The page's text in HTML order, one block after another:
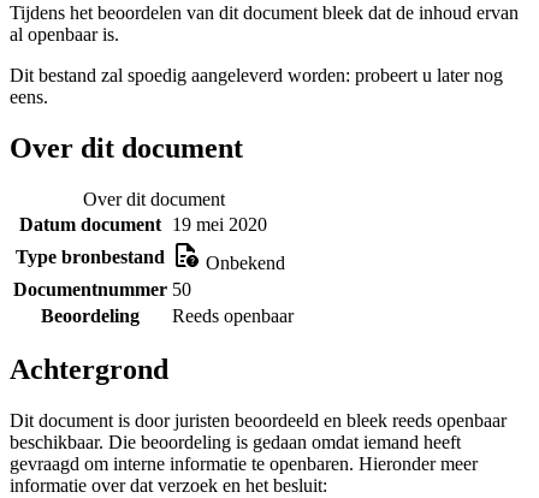
Tijdens het beoordelen van dit document bleek dat de inhoud ervan
al openbaar is.
Dit bestand zal spoedig aangeleverd worden: probeert u later nog
eens.
Over dit document
Over dit document
Datum document 19 mei 2020
Type bronbestand
Onbekend
Documentnummer 50
Beoordeling
Reeds openbaar
Achtergrond
Dit document is door juristen beoordeeld en bleek reeds openbaar
beschikbaar. Die beoordeling is gedaan omdat iemand heeft
gevraagd om interne informatie te openbaren. Hieronder meer
informatie over dat verzoek en het besluit: